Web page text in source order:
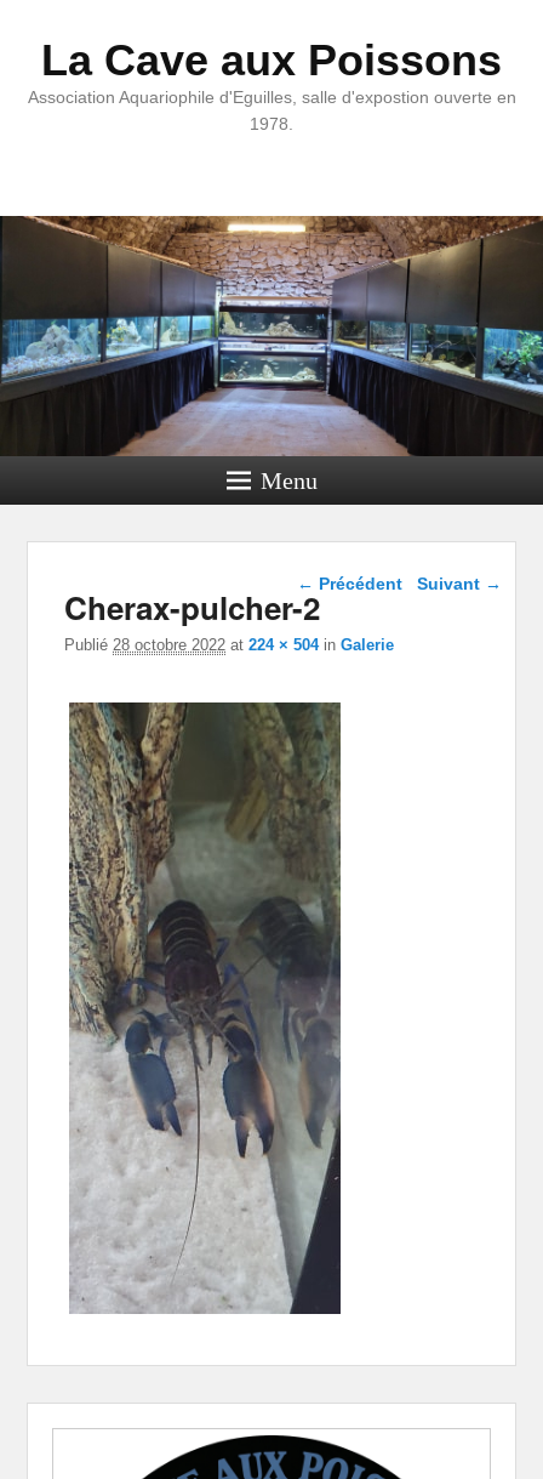
La Cave aux Poissons
Association Aquariophile d'Eguilles, salle d'expostion ouverte en
1978.
Menu
Navigation dans les
← Précédent Suivant →
Cherax-pulcher-2
Publié 28 octobre 2022 at224 × 504inGalerie